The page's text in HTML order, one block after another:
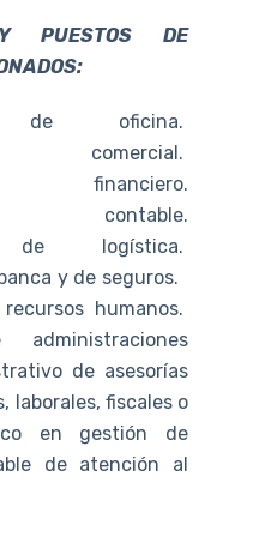
Y PUESTOS DE
de oficina.
comercial.
financiero.
contable.
de logística.
y de seguros.
humanos.
administraciones
de asesorías
laborales, fiscales o
en gestión de
de atención al